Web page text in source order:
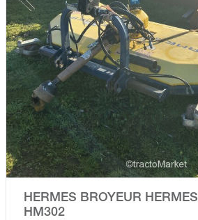
HERMES BROYEUR HERMES
HM302